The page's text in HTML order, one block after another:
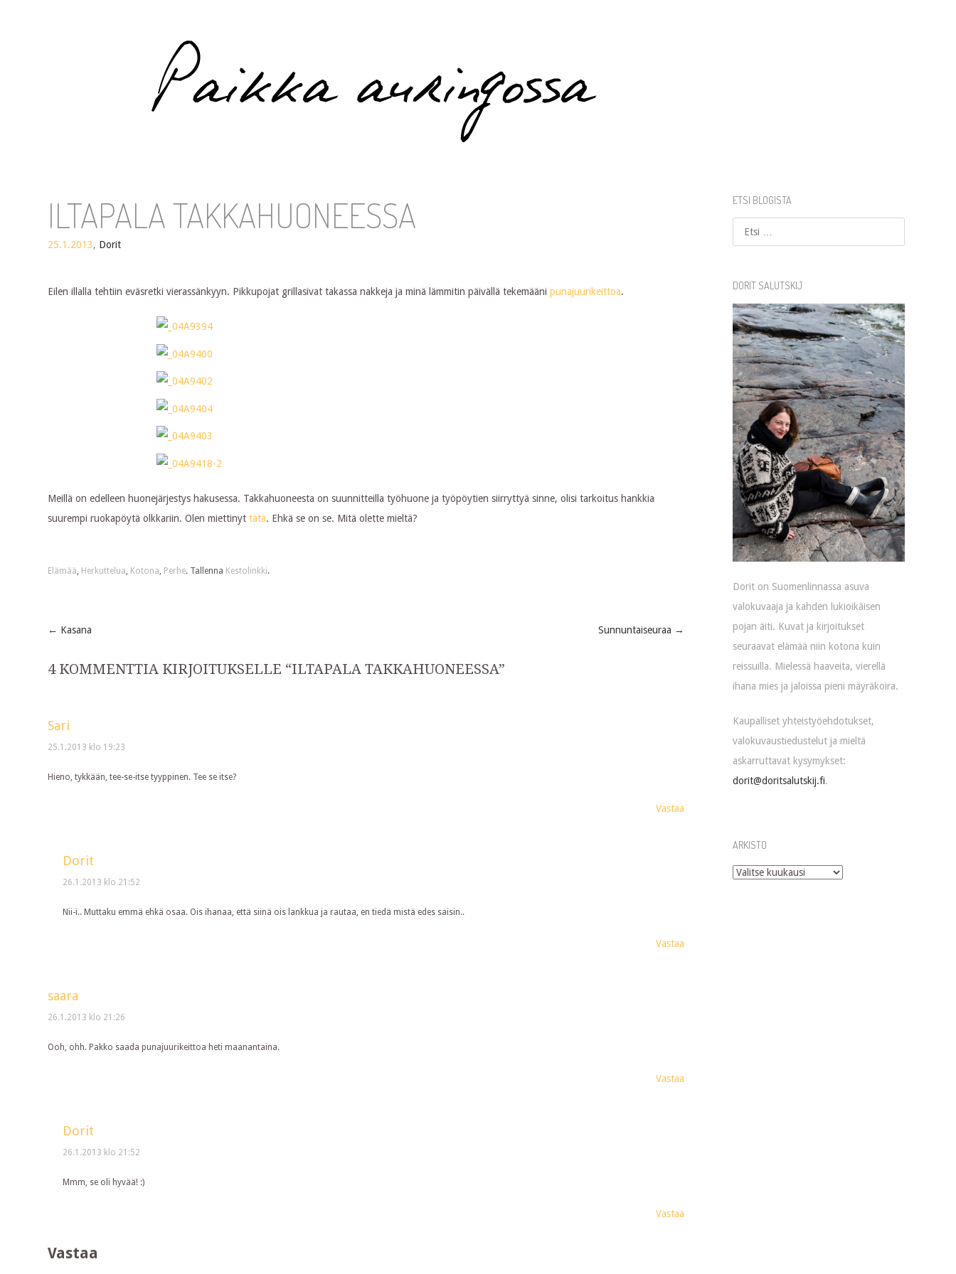
ILTAPALA TAKKAHUONEESSA
25.1.2013, Dorit
Eilen illalla tehtiin eväsretki vierassänkyyn. Pikkupojat grillasivat takassa nakkeja ja minä lämmitin päivällä tekemäänipunajuurikeittoa.
Meillä on edelleen huonejärjestys hakusessa. Takkahuoneesta on suunnitteilla työhuone ja työpöytien siirryttyä sinne, olisi tarkoitus hankkia
suurempi ruokapöytä olkkariin. Olen miettinyttätä. Ehkä se on se. Mitä olette mieltä?
Elämää Herkuttelua Kotona Perhe. Tallenna Kestolinkki.
Post
navigation
← Kasana Sunnuntaiseuraa →
4 KOMMENTTIA KIRJOITUKSELLE “ILTAPALA TAKKAHUONEESSA”
Sari
25.1.2013 klo 19:23
Hieno, tykkään, tee-se-itse tyyppinen. Tee se itse?
Vastaa
Dorit
26.1.2013 klo 21:52
Nii-i.. Muttaku emmä ehkä osaa. Ois ihanaa, että siinä ois lankkua ja rautaa, en tiedä mistä edes saisin..
Vastaa
saara
26.1.2013 klo 21:26
Ooh, ohh. Pakko saada punajuurikeittoa heti maanantaina.
Vastaa
Dorit
26.1.2013 klo 21:52
Mmm, se oli hyvää! :)
Vastaa
Vastaa
ETSI BLOGISTA
Etsi
DORIT SALUTSKIJ
Dorit on Suomenlinnassa asuva
valokuvaaja ja kahden lukioikäisen
pojan äiti. Kuvat ja kirjoitukset
seuraavat elämää niin kotona kuin
reissuilla. Mielessä haaveita, vierellä
ihana mies ja jaloissa pieni mäyräkoira.
Kaupalliset yhteistyöehdotukset,
valokuvaustiedustelut ja mieltä
askarruttavat kysymykset:
dorit@doritsalutskij.fi.
ARKISTO
Arkisto